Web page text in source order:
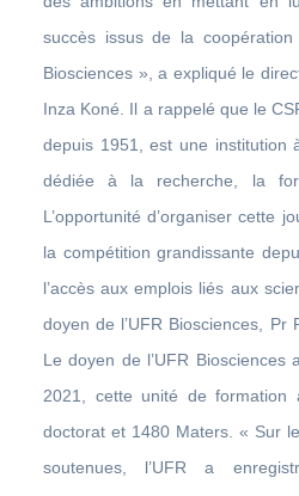
succès issus de la
Biosciences », a expliqué le
Inza Koné. Il a rappelé que le
depuis 1951, est une institution
dédiée à la recherche, la
L’opportunité d’organiser cette
la compétition grandissante
l’accès aux emplois liés aux
doyen de l’UFR Biosciences, Pr
Le doyen de l’UFR
2021, cette unité de formation
doctorat et 1480 Maters. « Sur
soutenues, l’UFR a